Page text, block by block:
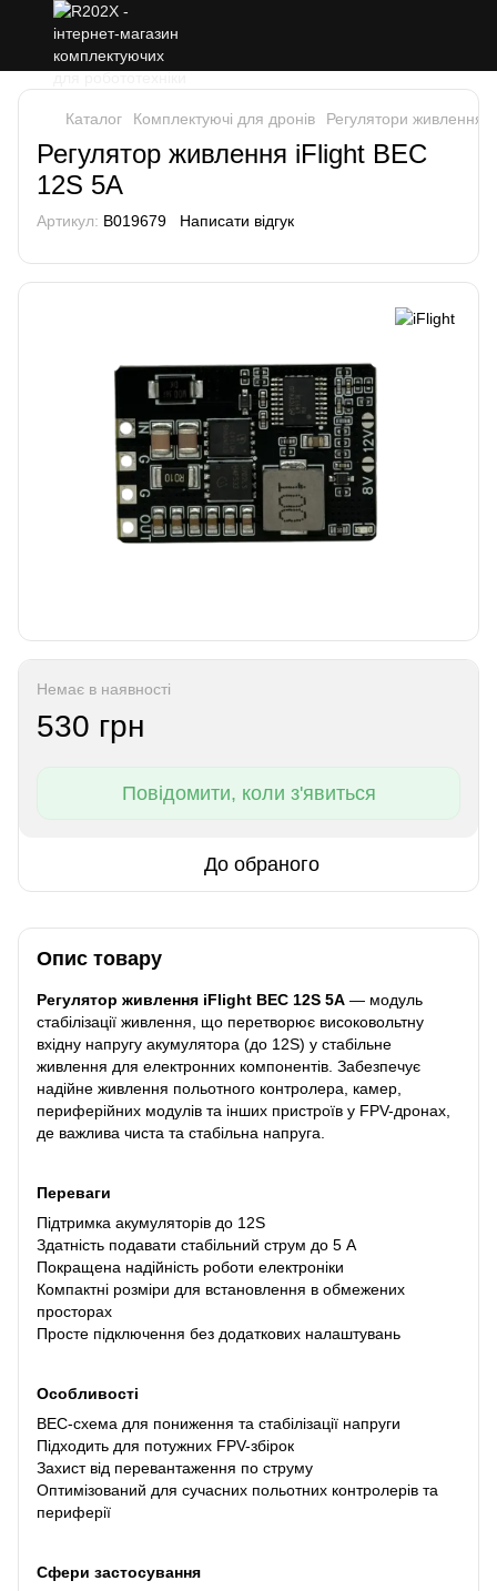
Каталог Комплектуючі для дронів Регулятори живлення
Регулятор живлення iFlight BEC
12S 5A
Артикул: B019679 Написати відгук
Немає в наявності
530 грн
Повідомити, коли з'явиться
До обраного
Опис товару
Регулятор живлення iFlight BEC 12S 5A — модуль
стабілізації живлення, що перетворює високовольтну
вхідну напругу акумулятора (до 12S) у стабільне
живлення для електронних компонентів. Забезпечує
надійне живлення польотного контролера, камер,
периферійних модулів та інших пристроїв у FPV-дронах,
де важлива чиста та стабільна напруга.
Переваги
Підтримка акумуляторів до 12S
Здатність подавати стабільний струм до 5 A
Покращена надійність роботи електроніки
Компактні розміри для встановлення в обмежених
просторах
Просте підключення без додаткових налаштувань
Особливості
BEC-схема для пониження та стабілізації напруги
Підходить для потужних FPV-збірок
Захист від перевантаження по струму
Оптимізований для сучасних польотних контролерів та
периферії
Сфери застосування